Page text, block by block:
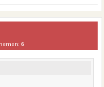
6